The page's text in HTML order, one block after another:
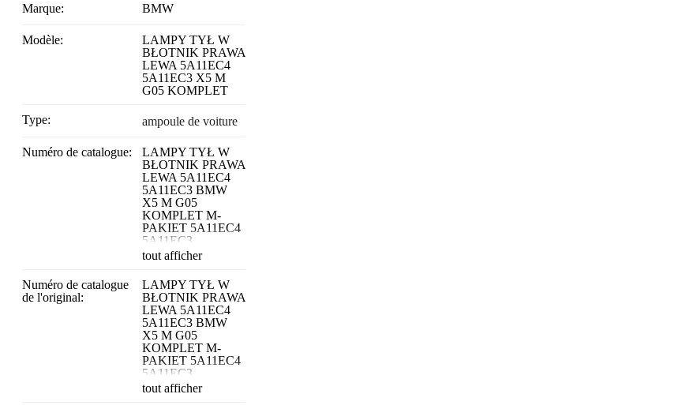
Marque: BMW
Modèle:
LAMPY TYŁ W
BŁOTNIK PRAWA
LEWA 5A11EC4
5A11EC3 X5 M
G05 KOMPLET
Type: ampoule de voiture
Numéro de catalogue:
LAMPY TYŁ W
BŁOTNIK PRAWA
LEWA 5A11EC4
5A11EC3 BMW
X5 M G05
KOMPLET M-
PAKIET 5A11EC4
5A11EC3
tout afficher
Numéro de catalogue
de l'original:
LAMPY TYŁ W
BŁOTNIK PRAWA
LEWA 5A11EC4
5A11EC3 BMW
X5 M G05
KOMPLET M-
PAKIET 5A11EC4
5A11EC3
tout afficher